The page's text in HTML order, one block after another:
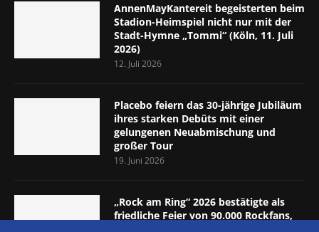
AnnenMayKantereit begeisterten beim
Stadion-Heimspiel nicht nur mit der
Stadt-Hymne „Tommi“ (Köln, 11. Juli
2026)
12. Juli 2026
Placebo feiern das 30-jährige Jubiläum
ihres starken Debüts mit einer
gelungenen Neuabmischung und
großer Tour
19. Juni 2026
„Rock am Ring“ 2026 bestätigte als
friedliche Feier von 90.000 Rockfans,